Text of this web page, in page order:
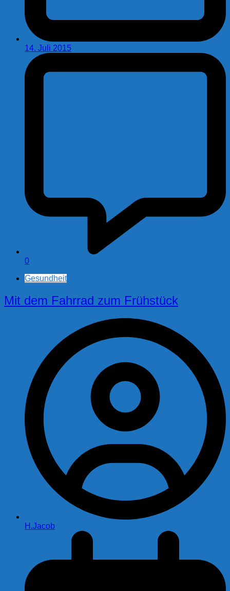
14. Juli 2015
0
Gesundheit
Mit dem Fahrrad zum Frühstück
H.Jacob